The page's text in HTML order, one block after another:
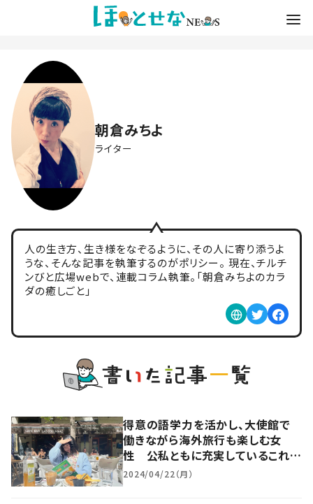
朝倉みちよ
ライター
人の生き方、生き様をなぞるように、その人に寄り添うよ
うな、そんな記事を執筆するのがポリシー。 現在、チルチ
ンびと広場webで、連載コラム執筆。「朝倉みちよのカラ
ダの癒しごと」
得意の語学力を活かし、大使館で
働きながら海外旅行も楽しむ女
性 公私ともに充実しているこれま
での半生を聞いた
2024/04/22（月）